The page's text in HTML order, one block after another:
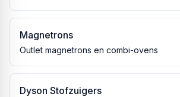
Magnetrons
Outlet magnetrons en combi-ovens
Dyson Stofzuigers